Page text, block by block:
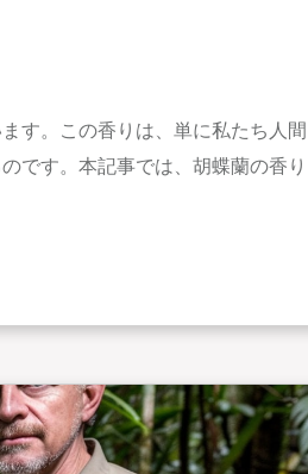
す。この香りは、単に私たち人間
です。本記事では、胡蝶蘭の香り